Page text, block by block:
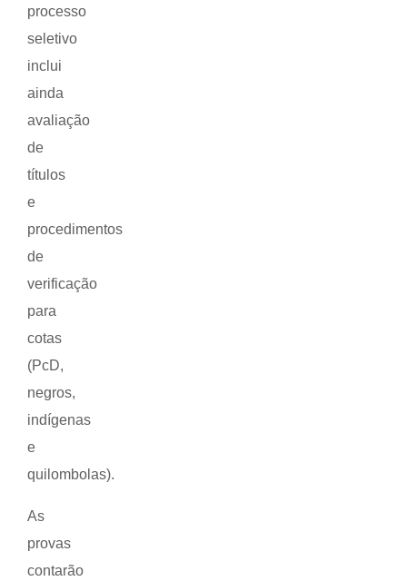
processo
seletivo
inclui
ainda
avaliação
de
títulos
e
procedimentos
de
verificação
para
cotas
(PcD,
negros,
indígenas
e
quilombolas).
As
provas
contarão